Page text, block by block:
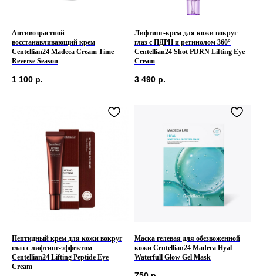
Антивозрастной
восстанавливающий крем
Centellian24 Madeca Сream Time
Reverse Season
1 100 р.
Лифтинг-крем для кожи вокруг
глаз с ПДРН и ретинолом 360°
Centellian24 Shot PDRN Lifting Eye
Cream
3 490 р.
Пептидный крем для кожи вокруг
глаз с лифтинг-эффектом
Centellian24 Lifting Peptide Eye
Cream
Маска гелевая для обезвоженной
кожи Centellian24 Madeca Hyal
Waterfull Glow Gel Mask
АДРЕСА
г.Иваново
Оплата и доставка
Политика обработки
персональных данных
Публичная оферта